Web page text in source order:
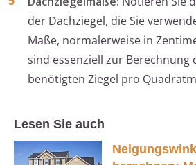
der Dachziegel, die Sie
Maße, normalerweise in
sind essenziell zur Berechnung
benötigten Ziegel pro
Lesen Sie auch